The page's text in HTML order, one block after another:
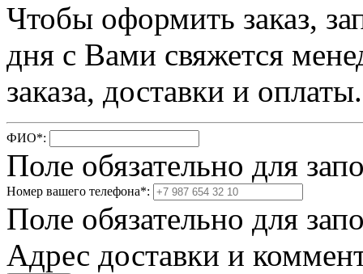
Чтобы оформить заказ,
дня с Вами свяжется
заказа, доставки и оплаты.
ФИО*:
Поле обязательно для
Номер вашего телефона*:
Поле обязательно для
Адрес доставки и